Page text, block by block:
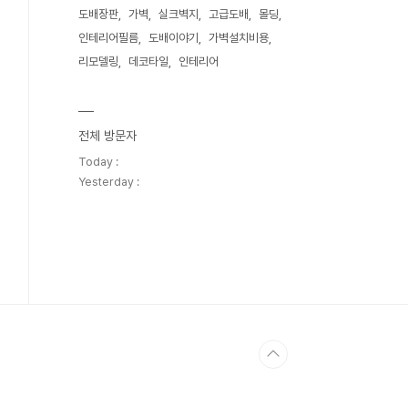
도배장판
가벽 실크벽지 고급도배
몰딩
인테리어필름
도배이야기
가벽설치비용
리모델링
데코타일 인테리어
전체 방문자
Today :
Yesterday :